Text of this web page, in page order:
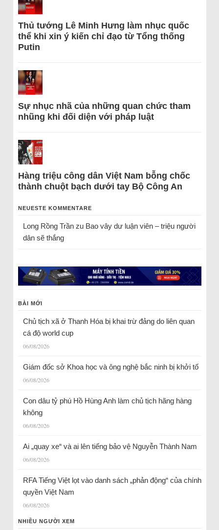
Thủ tướng Lê Minh Hưng làm nhục quốc
thể khi xin ý kiến chỉ đạo từ Tổng thống
Putin
Sự nhục nhã của những quan chức tham
nhũng khi đối diện với pháp luật
Hàng triệu công dân Việt Nam bỗng chốc
thành chuột bạch dưới tay Bộ Công An
NEUESTE KOMMENTARE
Long Rồng Trầnzu Bao vây dư luận viên – triệu người
dân sẽ thắng
BÀI MỚI
Chủ tịch xã ở Thanh Hóa bị khai trừ đảng do liên quan
cá độ world cup
06/08/2026
Giám đốc sở Khoa học và ông nghệ bắc ninh bị khởi tố
06/08/2026
Con dâu tỷ phú Hồ Hùng Anh làm chủ tịch hãng hàng
không
06/08/2026
Ai „quay xe“ và ai lên tiếng bảo vệ Nguyễn Thành Nam
06/08/2026
RFA Tiếng Việt lọt vào danh sách „phản động“ của chính
quyền Việt Nam
06/08/2026
NHIỀU NGƯỜI XEM